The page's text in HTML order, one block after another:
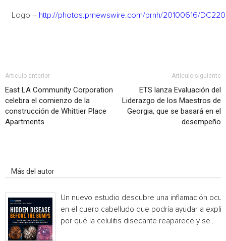
Logo – http://photos.prnewswire.com/prnh/20100616/
Artículo anterior
East LA Community Corporation
celebra el comienzo de la
construcción de Whittier Place
Apartments
Artículo siguiente
ETS lanza Evaluación del
Liderazgo de los Maestros de
Georgia, que se basará en el
desempeño
Más del autor
Un nuevo estudio descubre una inflamación
en el cuero cabelludo que podría ayudar a
por qué la celulitis disecante reaparece y se...